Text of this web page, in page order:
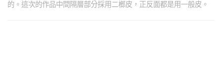
的。這次的作品中間隔層部分採用二榔皮，正反面都是用一般皮。